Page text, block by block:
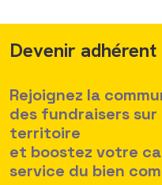
Devenir adhérent
Rejoignez la
des fundraisers
territoire
et boostez votre
service du bien